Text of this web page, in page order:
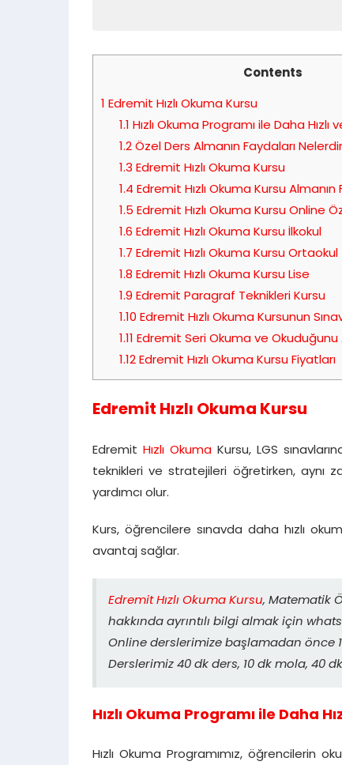
Contents
1 Edremit Hızlı Okuma Kursu
1.1 Hızlı Okuma Programı ile Daha Hızlı
1.2Özel Ders Almanın Faydaları
1.3 Edremit Hızlı Okuma Kursu
1.4 Edremit Hızlı Okuma Kursu Almanın
1.5 Edremit Hızlı Okuma Kursu Online
1.6 Edremit Hızlı Okuma Kursu İlkokul
1.7 Edremit Hızlı Okuma Kursu Ortaokul
1.8 Edremit Hızlı Okuma Kursu Lise
1.9 Edremit Paragraf Teknikleri Kursu
1.10 Edremit Hızlı Okuma Kursunun
1.11 Edremit Seri Okuma ve Okuduğunu
1.12Edremit Hızlı Okuma Kursu Fiyatları
Edremit Hızlı Okuma Kursu
EdremitHızlı Okuma Kursu, LGS
teknikleri ve stratejileri öğretirken, aynı
yardımcı olur.
Kurs, öğrencilere sınavda daha hızlı
avantaj sağlar.
Edremit Hızlı Okuma Kursu, Matematik
hakkında ayrıntılı bilgi almak için
Online derslerimize başlamadan önce
Derslerimiz 40 dk ders, 10 dk mola, 40
Hızlı Okuma Programı ile Daha
Hızlı Okuma Programımız, öğrencilerin